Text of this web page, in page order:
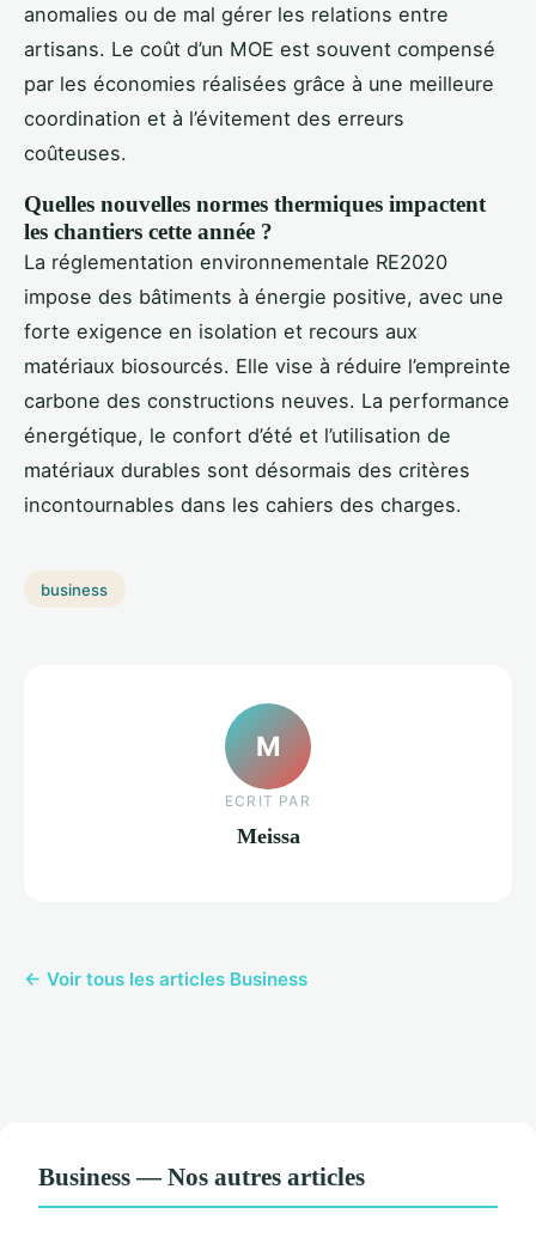
anomalies ou de mal gérer les relations entre
artisans. Le coût d’un MOE est souvent compensé
par les économies réalisées grâce à une meilleure
coordination et à l’évitement des erreurs
coûteuses.
Quelles nouvelles normes thermiques impactent
les chantiers cette année ?
La réglementation environnementale RE2020
impose des bâtiments à énergie positive, avec une
forte exigence en isolation et recours aux
matériaux biosourcés. Elle vise à réduire l’empreinte
carbone des constructions neuves. La performance
énergétique, le confort d’été et l’utilisation de
matériaux durables sont désormais des critères
incontournables dans les cahiers des charges.
business
M
ECRIT PAR
Meissa
← Voir tous les articles Business
Business — Nos autres articles